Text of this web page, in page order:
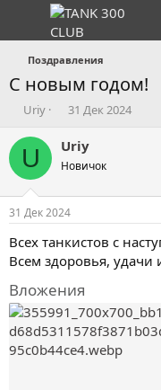
Поздравления
С новым годом!
А
т
т
е
м
ы
Uriy
Д
т
н
ч
а
л
31 Дек 2024
U Uriy
Новичок
31 Дек 2024
Всех танкистов с
Всем здоровья, удачи
Вложения